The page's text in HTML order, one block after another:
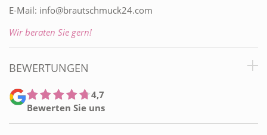
E-Mail: info@brautschmuck24.com
Wir beraten Sie gern!
BEWERTUNGEN
4,7
Bewerten Sie uns